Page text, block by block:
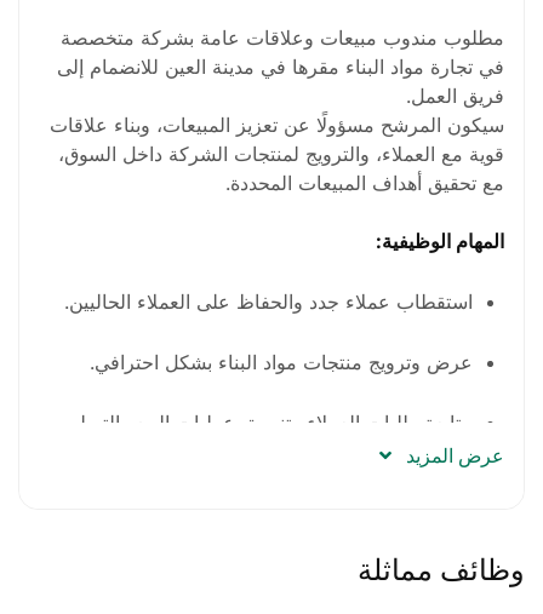
مطلوب مندوب مبيعات وعلاقات عامة بشركة متخصصة
في تجارة مواد البناء مقرها في مدينة العين للانضمام إلى
فريق العمل.
سيكون المرشح مسؤولًا عن تعزيز المبيعات، وبناء علاقات
قوية مع العملاء، والترويج لمنتجات الشركة داخل السوق،
مع تحقيق أهداف المبيعات المحددة.
المهام الوظيفية:
استقطاب عملاء جدد والحفاظ على العملاء الحاليين.
عرض وترويج منتجات مواد البناء بشكل احترافي.
متابعة طلبات العملاء وتنسيق عمليات البيع والتسليم.
تحقيق أهداف المبيعات الشهرية والسنوية.
عرض المزيد
وظائف مماثلة